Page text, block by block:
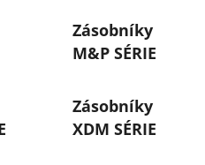
Zásobníky
M&P SÉRIE
Zásobníky
XDM SÉRIE